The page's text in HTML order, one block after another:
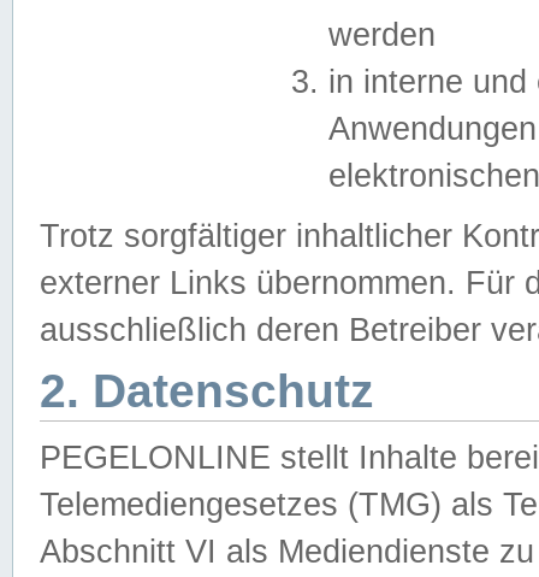
werden
in interne
Trotz sorgfältiger inhaltlicher
externer Links übernommen. Für
ausschließlich deren Betreiber
2. Datenschutz
PEGELONLINE stellt Inhalte
Telemediengesetzes (TMG) als
Abschnitt VI als Mediendienste